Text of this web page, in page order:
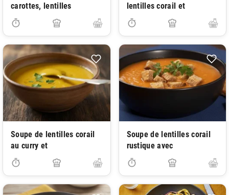
carottes, lentilles
lentilles corail et
Soupe de lentilles corail
au curry et
Soupe de lentilles corail
rustique avec